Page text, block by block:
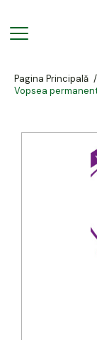
Pagina Principală /
Vopsea